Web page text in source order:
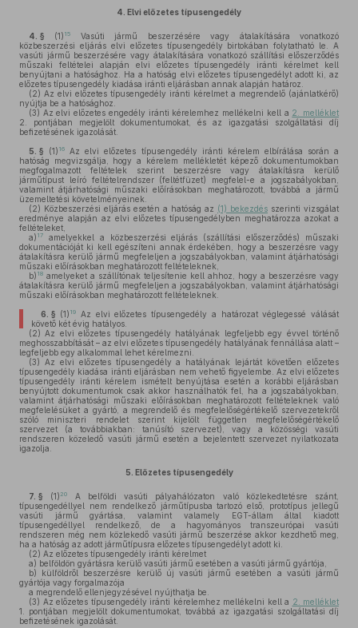
4. Elvi előzetes típusengedély
4. § (1) 15
Vasúti jármű beszerzésére vagy átalakítására vonatkozó
közbeszerzési eljárás elvi előzetes típusengedély birtokában folytatható le. A
vasúti jármű beszerzésére vagy átalakítására vonatkozó szállítási előszerződés
műszaki feltételei alapján elvi előzetes típusengedély iránti kérelmet kell
benyújtani a hatósághoz. Ha a hatóság elvi előzetes típusengedélyt adott ki, az
előzetes típusengedély kiadása iránti eljárásban annak alapján határoz.
(2) Az elvi előzetes típusengedély iránti kérelmet a megrendelő (ajánlatkérő)
nyújtja be a hatósághoz.
(3) Az elvi előzetes engedély iránti kérelemhez mellékelni kell a 2. melléklet
2. pontjában megjelölt dokumentumokat, és az igazgatási szolgáltatási díj
befizetésének igazolását.
5. § (1) 16
Az elvi előzetes típusengedély iránti kérelem elbírálása során a
hatóság megvizsgálja, hogy a kérelem mellékletét képező dokumentumokban
megfogalmazott feltételek szerint beszerzésre vagy átalakításra kerülő
járműtípust leíró feltételrendszer (feltétfüzet) megfelel-e a jogszabályokban,
valamint átjárhatósági műszaki előírásokban meghatározott, továbbá a jármű
üzemeltetési követelményeinek.
(2) Közbeszerzési eljárás esetén a hatóság az (1) bekezdés szerinti vizsgálat
eredménye alapján az elvi előzetes típusengedélyben meghatározza azokat a
feltételeket,
a) 17
amelyekkel a közbeszerzési eljárás (szállítási előszerződés) műszaki
dokumentációját ki kell egészíteni annak érdekében, hogy a beszerzésre vagy
átalakításra kerülő jármű megfeleljen a jogszabályokban, valamint átjárhatósági
műszaki előírásokban meghatározott feltételeknek,
b) 18 amelyeket a szállítónak teljesítenie kell ahhoz, hogy a beszerzésre vagy
átalakításra kerülő jármű megfeleljen a jogszabályokban, valamint átjárhatósági
műszaki előírásokban meghatározott feltételeknek.
6. § (1) 19
Az elvi előzetes típusengedély a határozat véglegessé válását
követő két évig hatályos.
(2) Az elvi előzetes típusengedély hatályának legfeljebb egy évvel történő
meghosszabbítását – az elvi előzetes típusengedély hatályának fennállása alatt –
legfeljebb egy alkalommal lehet kérelmezni.
(3) Az elvi előzetes típusengedély a hatályának lejártát követően előzetes
típusengedély kiadása iránti eljárásban nem vehető figyelembe. Az elvi előzetes
típusengedély iránti kérelem ismételt benyújtása esetén a korábbi eljárásban
benyújtott dokumentumok csak akkor használhatók fel, ha a jogszabályokban,
valamint átjárhatósági műszaki előírásokban meghatározott feltételeknek való
megfelelésüket a gyártó, a megrendelő és megfelelőségértékelő szervezetekről
szóló miniszteri rendelet szerint kijelölt független megfelelőségértékelő
szervezet (a továbbiakban: tanúsító szervezet), vagy a közösségi vasúti
rendszeren közeledő vasúti jármű esetén a bejelentett szervezet nyilatkozata
igazolja.
5. Előzetes típusengedély
7. § (1) 20
A belföldi vasúti pályahálózaton való közlekedtetésre szánt,
típusengedéllyel nem rendelkező járműtípusba tartozó első, prototípus jellegű
vasúti jármű gyártása, valamint valamely EGT-állam által kiadott
típusengedéllyel rendelkező, de a hagyományos transzeurópai vasúti
rendszeren még nem közlekedő vasúti jármű beszerzése akkor kezdhető meg,
ha a hatóság az adott járműtípusra előzetes típusengedélyt adott ki.
(2) Az előzetes típusengedély iránti kérelmet
a) belföldön gyártásra kerülő vasúti jármű esetében a vasúti jármű gyártója,
b) külföldről beszerzésre kerülő új vasúti jármű esetében a vasúti jármű
gyártója vagy forgalmazója
a megrendelő ellenjegyzésével nyújthatja be.
(3) Az előzetes típusengedély iránti kérelemhez mellékelni kell a 2. melléklet
1. pontjában megjelölt dokumentumokat, továbbá az igazgatási szolgáltatási díj
befizetésének igazolását.